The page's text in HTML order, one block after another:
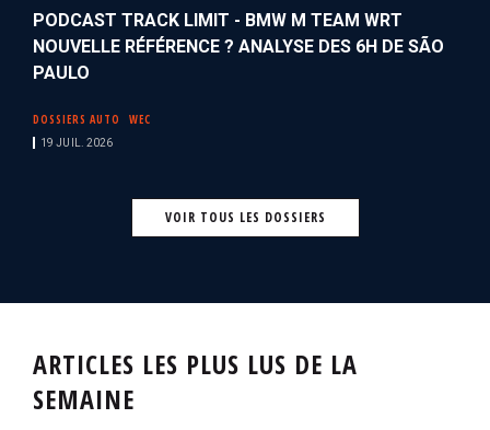
PODCAST TRACK LIMIT - BMW M TEAM WRT
NOUVELLE RÉFÉRENCE ? ANALYSE DES 6H DE SÃO
PAULO
DOSSIERS AUTO WEC
19 JUIL. 2026
VOIR TOUS LES DOSSIERS
ARTICLES LES PLUS LUS DE LA
SEMAINE